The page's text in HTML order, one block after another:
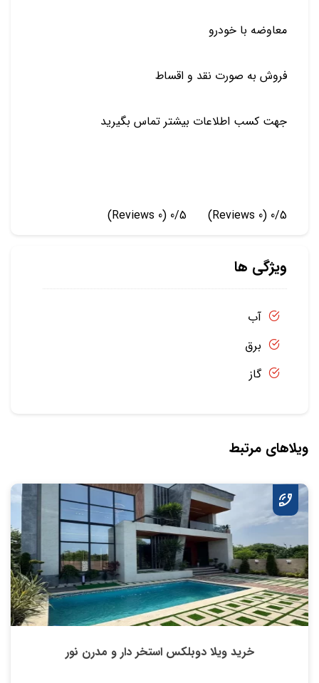
معاوضه با خودرو
فروش به صورت نقد و اقساط
جهت کسب اطلاعات بیشتر تماس بگیرید
0/5
(0 Reviews)
0/5
(0 Reviews)
ویژگی ها
آب
برق
گاز
ویلاهای مرتبط
خرید ویلا دوبلکس استخر دار و مدرن نور